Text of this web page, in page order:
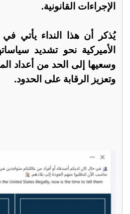
الإجراءات القانونية.
يُذكر أن هذا النداء يأتي
الأميركية نحو تشديد
وسعيها إلى الحد من أعداد
وتعزيز الرقابة على الحدود.